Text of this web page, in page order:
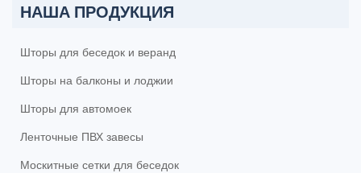
НАША ПРОДУКЦИЯ
Шторы для беседок и веранд
Шторы на балконы и лоджии
Шторы для автомоек
Ленточные ПВХ завесы
Москитные сетки для беседок